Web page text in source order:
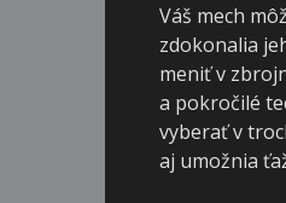
Váš mech
zdokonalia
meniť v
a pokročilé
vyberať v
aj umožnia